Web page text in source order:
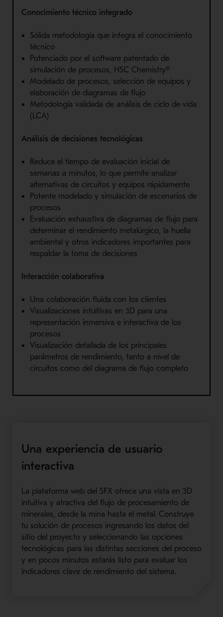
Conocimiento técnico integrado
Sólida metodología que integra el conocimiento
técnico
Potenciado por el software patentado de
simulación de procesos, HSC Chemistry®
Modelado de procesos, selección de equipos y
elaboración de diagramas de flujo
Metodología validada de análisis de ciclo de vida
(LCA)
Análisis de decisiones tecnológicas
Reduce el tiempo de evaluación inicial de
semanas a minutos, lo que permite analizar
alternativas de circuitos y equipos rápidamente
Potente modelado y simulación de escenarios de
procesos
Evaluación exhaustiva de diagramas de flujo para
determinar el rendimiento metalúrgico, la huella
ambiental y otros indicadores importantes para
respaldar la toma de decisiones
Interacción colaborativa
Una colaboración fluida con los clientes
Visualizaciones intuitivas en 3D para una
representación inmersiva e interactiva de los
procesos
Visualización detallada de los principales
parámetros de rendimiento, tanto a nivel de
circuitos como del diagrama de flujo completo
Una experiencia de usuario
interactiva
La plataforma web del SFX ofrece una vista en 3D
intuitiva y atractiva del flujo de procesamiento de
minerales, desde la mina hasta el metal. Construye
tu solución de procesos ingresando los datos del
sitio del proyecto y seleccionando las opciones
tecnológicas para las distintas secciones del proceso
y en pocos minutos estarás listo para evaluar los
indicadores clave de rendimiento del sistema.